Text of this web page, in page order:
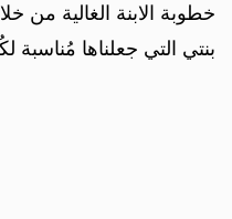
خطوبة الابنة الغالية من
بنتي التي جعلناها مُناسبة